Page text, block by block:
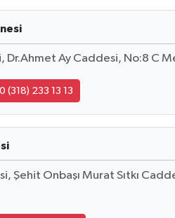
Dr.Ahmet Ay Caddesi, No:8 C
0 (318) 233 13 13
Şehit Onbaşı Murat Sıtkı